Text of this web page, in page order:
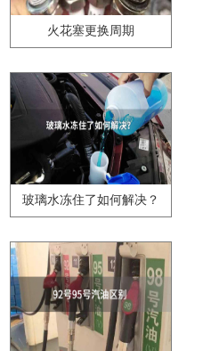
火花塞更换周期
玻璃水冻住了如何解决？